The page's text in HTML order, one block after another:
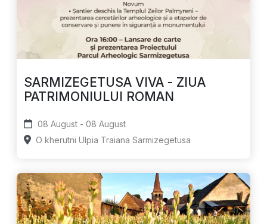
SARMIZEGETUSA VIVA - ZIUA
PATRIMONIULUI ROMAN
08 August - 08 August
O kherutni Ulpia Traiana Sarmizegetusa